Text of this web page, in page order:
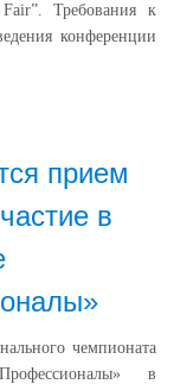
Требования к
конференции
прием
в
чемпионата
в